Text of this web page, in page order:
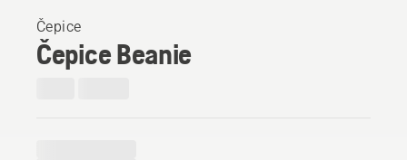
Čepice
Čepice Beanie